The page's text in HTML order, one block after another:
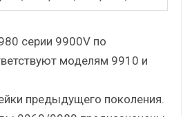
серии 9900V по
моделям 9910 и
предыдущего поколения.